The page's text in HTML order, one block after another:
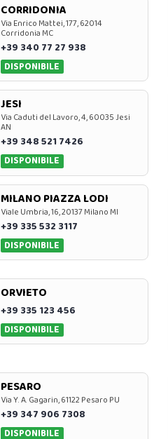
CORRIDONIA
Via Enrico Mattei, 177, 62014
Corridonia MC
+39 340 77 27 938
DISPONIBILE
JESI
Via Caduti del Lavoro, 4, 60035 Jesi
AN
+39 348 521 7426
DISPONIBILE
MILANO PIAZZA LODI
Viale Umbria, 16, 20137 Milano MI
+39 335 532 3117
DISPONIBILE
ORVIETO
+39 335 123 456
DISPONIBILE
PESARO
Via Y. A. Gagarin, 61122 Pesaro PU
+39 347 906 7308
DISPONIBILE